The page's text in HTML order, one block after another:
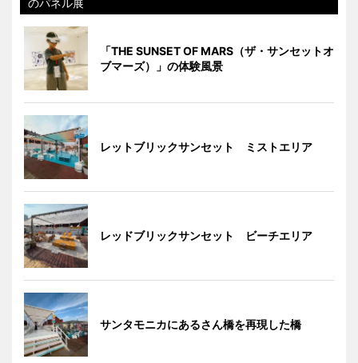
のパネル展
「THE SUNSET OF MARS（ザ・サンセットオ
ブマーズ）」の体験風景
レットブリックサンセット ミストエリア
レッドブリックサンセット ビーチエリア
サンタモニカにあるさん橋を再現した橋